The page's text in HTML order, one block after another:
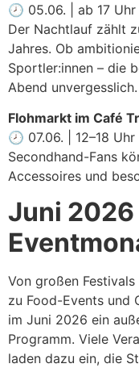
🕗 05.06. | ab 17
Der Nachtlauf zählt
Jahres. Ob
Sportler:innen – die
Abend unvergesslich.
Flohmarkt im Café
🕗 07.06. | 12–18
Secondhand-Fans
Accessoires und
Juni
Von großen
zu Food-Events und
im Juni 2026 ein
Programm. Viele
laden dazu ein, die